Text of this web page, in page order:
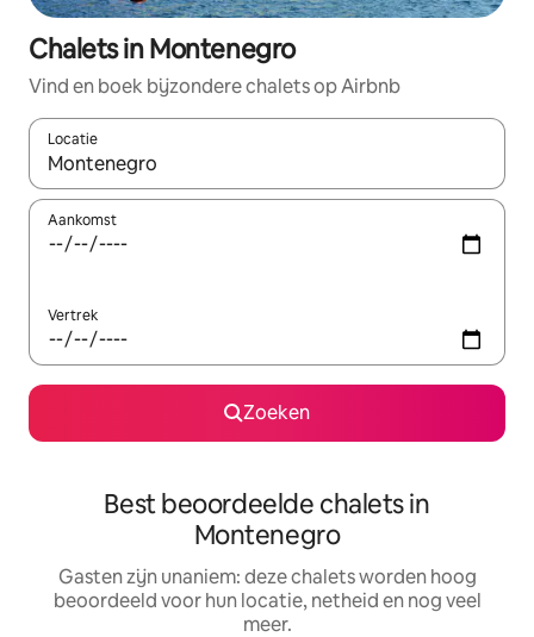
Chalets in Montenegro
Vind en boek bijzondere chalets op Airbnb
Locatie
Wanneer er resultaten beschikbaar zijn, maak je een keuze
Aankomst
Vertrek
Zoeken
Best beoordeelde chalets in
Montenegro
Gasten zijn unaniem: deze chalets worden hoog
beoordeeld voor hun locatie, netheid en nog veel
meer.